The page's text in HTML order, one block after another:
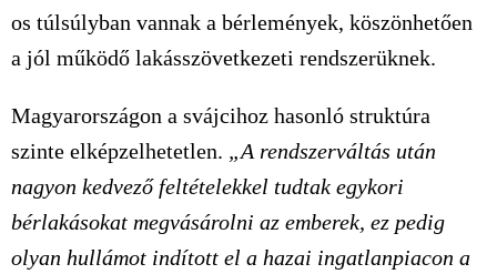
os túlsúlyban vannak a bérlemények, köszönhetően
a jól működő lakásszövetkezeti rendszerüknek.
Magyarországon a svájcihoz hasonló struktúra
szinte elképzelhetetlen. „A rendszerváltás után
nagyon kedvező feltételekkel tudtak egykori
bérlakásokat megvásárolni az emberek, ez pedig
olyan hullámot indított el a hazai ingatlanpiacon a